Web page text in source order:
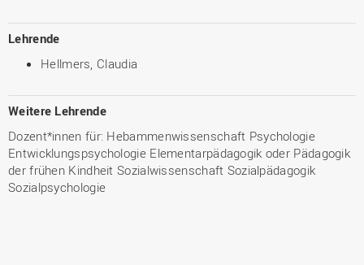
Lehrende
Hellmers, Claudia
Weitere Lehrende
Dozent*innen für: Hebammenwissenschaft Psychologie
Entwicklungspsychologie Elementarpädagogik oder Pädagogik
der frühen Kindheit Sozialwissenschaft Sozialpädagogik
Sozialpsychologie